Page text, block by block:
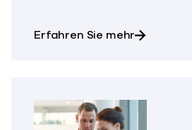
Erfahren Sie mehrüber